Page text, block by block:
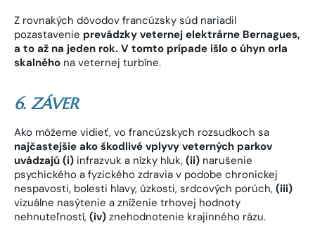
Z rovnakých dôvodov francúzsky súd nariadil
pozastavenie prevádzky veternej elektrárne Bernagues,
a to až na jeden rok. V tomto prípade išlo o úhyn orla
skalného na veternej turbíne.
6. ZÁVER
Ako môžeme vidieť, vo francúzskych rozsudkoch sa
najčastejšie ako škodlivé vplyvy veterných parkov
uvádzajú (i) infrazvuk a nízky hluk, (ii) narušenie
psychického a fyzického zdravia v podobe chronickej
nespavosti, bolesti hlavy, úzkosti, srdcových porúch, (iii)
vizuálne nasýtenie a zníženie trhovej hodnoty
nehnuteľností, (iv) znehodnotenie krajinného rázu.